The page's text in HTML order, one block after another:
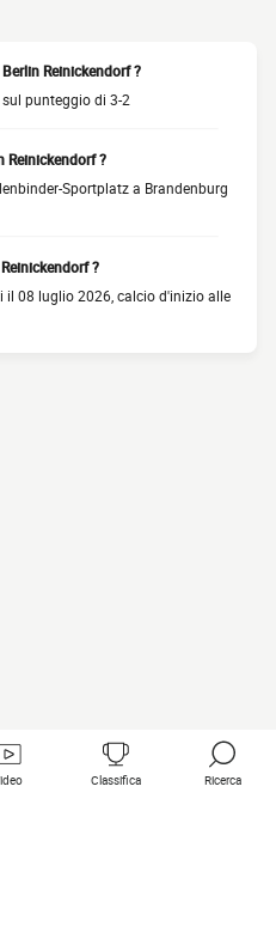
Reinickendorf ?
punteggio di 3-2
Reinickendorf ?
Sportplatz a Brandenburg
?
08 luglio 2026, calcio d'inizio alle
Classifica Ricerca